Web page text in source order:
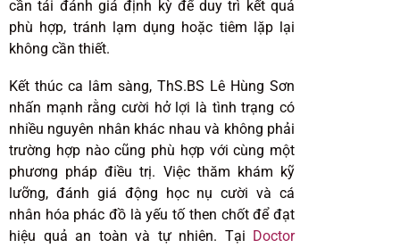
cần tái đánh giá định kỳ để duy trì kết quả
phù hợp, tránh lạm dụng hoặc tiêm lặp lại
không cần thiết.
Kết thúc ca lâm sàng, ThS.BS Lê Hùng Sơn
nhấn mạnh rằng cười hở lợi là tình trạng có
nhiều nguyên nhân khác nhau và không phải
trường hợp nào cũng phù hợp với cùng một
phương pháp điều trị. Việc thăm khám kỹ
lưỡng, đánh giá động học nụ cười và cá
nhân hóa phác đồ là yếu tố then chốt để đạt
hiệu quả an toàn và tự nhiên. Tại Doctor